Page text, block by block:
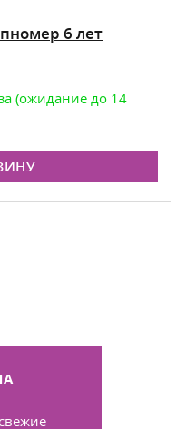
6 лет
(ожидание до 14